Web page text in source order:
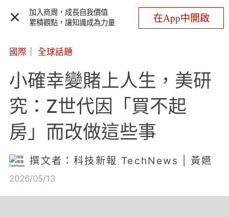
加入商周，成長自我價值
累積觀點，讓知識成為力量
在App中開啟
國際 全球話題
小確幸變賭上人生，美研
究：Z世代因「買不起
房」而改做這些事
撰文者：科技新報 TechNews | 黃嬿
2026/05/13